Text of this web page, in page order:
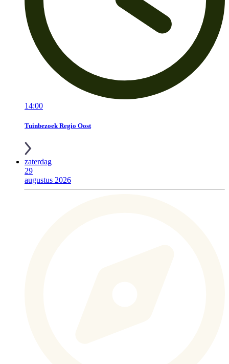
14:00
Tuinbezoek Regio Oost
zaterdag
29
augustus 2026